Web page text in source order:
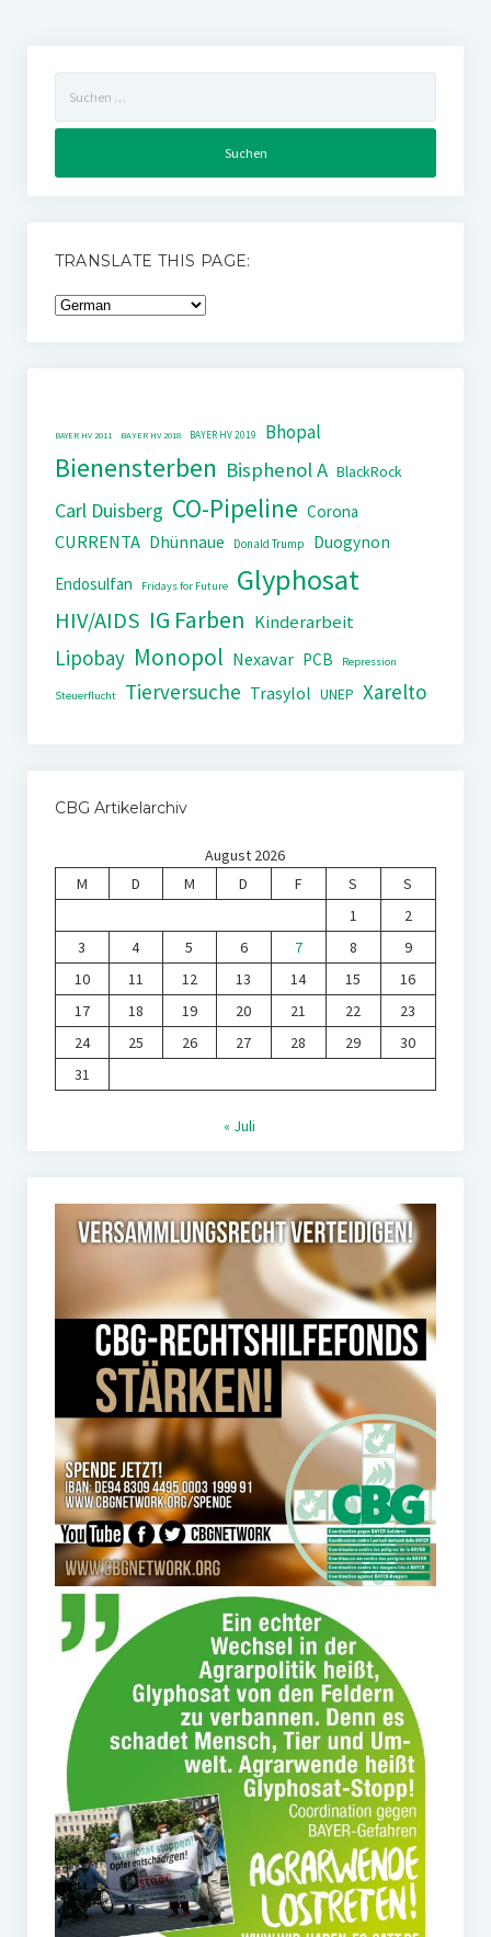
nach:
TRANSLATE THIS PAGE:
BAYER HV 2011 BAYER HV 2018 BAYER HV 2019 Bhopal
Bienensterben Bisphenol A BlackRock
Carl Duisberg CO-Pipeline Corona
CURRENTA Dhünnaue Donald Trump
Duogynon
Endosulfan
Fridays for Future Glyphosat
HIV/AIDS IG Farben Kinderarbeit
Lipobay Monopol Nexavar PCB Repression
Steuerflucht Tierversuche Trasylol UNEP Xarelto
CBG Artikelarchiv
August 2026
M
D M D F S
S
1
2
3
4 5 6 7 8
9
10
11 12 13 14 15
16
17
18 19 20 21 22
23
24
25 26 27 28 29
30
31
« Juli